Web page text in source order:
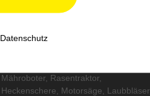
Avant
Mähroboter Rasentraktor
Heckenschere
Motorsäge Laubbläser
Datenschutz